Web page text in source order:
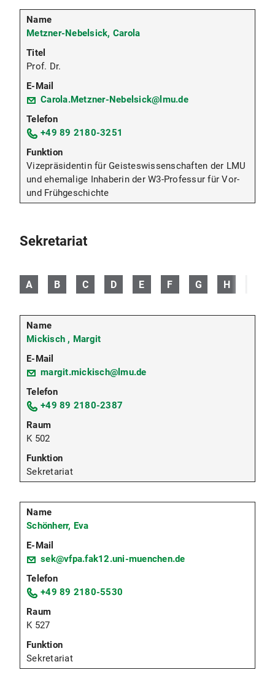
Metzner-Nebelsick, Carola
Prof. Dr.
Carola.Metzner-Nebelsick@lmu.de
+49 89 2180-3251
Vizepräsidentin für Geisteswissenschaften der LMU
und ehemalige Inhaberin der W3-Professur für Vor-
und Frühgeschichte
Sekretariat
A B C D E F G H
Mickisch , Margit
margit.mickisch@lmu.de
+49 89 2180-2387
K 502
Sekretariat
Schönherr, Eva
sek@vfpa.fak12.uni-muenchen.de
+49 89 2180-5530
K 527
Sekretariat